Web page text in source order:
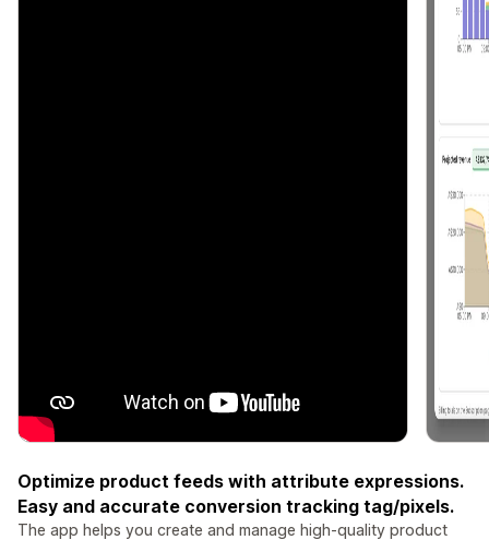
Optimize product feeds with attribute expressions.
Easy and accurate conversion tracking tag/pixels.
The app helps you create and manage high-quality product